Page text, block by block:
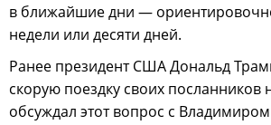
в ближайшие дни —
недели или десяти дней.
Ранее президент США Дональд
скорую поездку своих посланников
обсуждал этот вопрос с